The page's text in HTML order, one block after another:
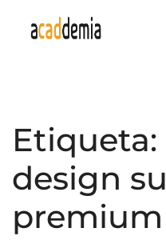
Etiqueta:
design
premium